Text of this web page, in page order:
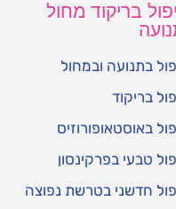
בריקוד מחול
בתנועה ובמחול
בריקוד
באוסטאופורוזיס
טבעי בפרקינסון
חדשני בטרשת נפוצה